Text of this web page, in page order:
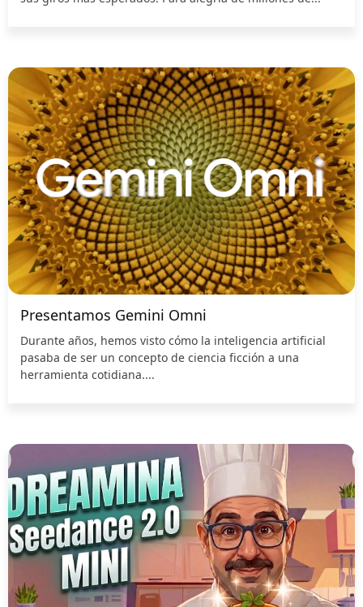
Presentamos Gemini Omni
Durante años, hemos visto cómo la inteligencia artificial
pasaba de ser un concepto de ciencia ficción a una
herramienta cotidiana....